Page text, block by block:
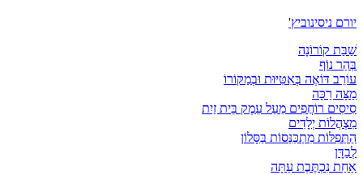
יורם ניסינוביץ'
שַׁבַּת קוֹרוֹנָה
בְּהַר נוֹף
עוֹרֵב דּוֹאֶה בְּאִטִּיּוּת וּבְמַקּוֹרוֹ
מַצָּה רַכָּה
סִיסִים רוֹחֲפִים מֵעַל עֵמֶק בֵּית זַיִת
מִצְהֲלוֹת יְלָדִים
הַתְּפִלּוֹת מִתְכַּנְּסוֹת בַּסָּלוֹן
לְבַדָּן
אַחַת נִכְתֶּבֶת עַתָּה